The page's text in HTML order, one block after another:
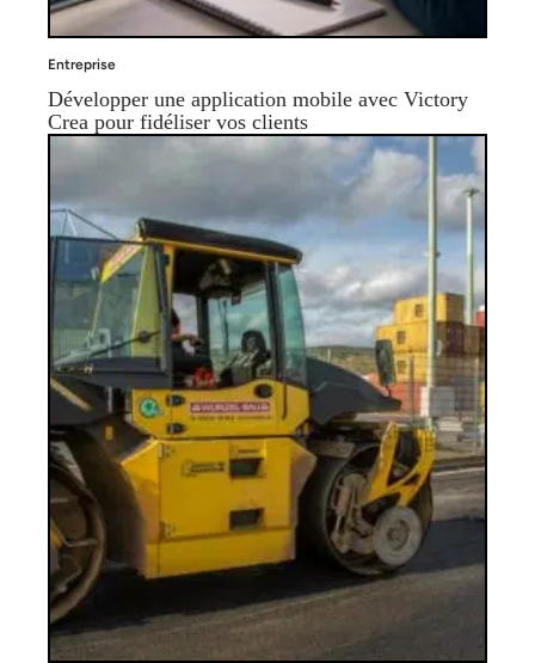
Entreprise
Développer une application mobile avec Victory
Crea pour fidéliser vos clients